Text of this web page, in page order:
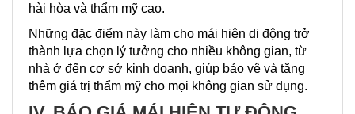
hài hòa và thẩm mỹ cao.
Những đặc điểm này làm cho mái hiên di động trở
thành lựa chọn lý tưởng cho nhiều không gian, từ
nhà ở đến cơ sở kinh doanh, giúp bảo vệ và tăng
thêm giá trị thẩm mỹ cho mọi không gian sử dụng.